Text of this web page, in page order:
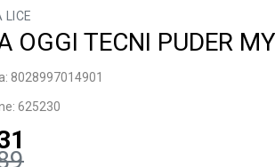
LICE
OGGI TECNI PUDER
8028997014901
625230